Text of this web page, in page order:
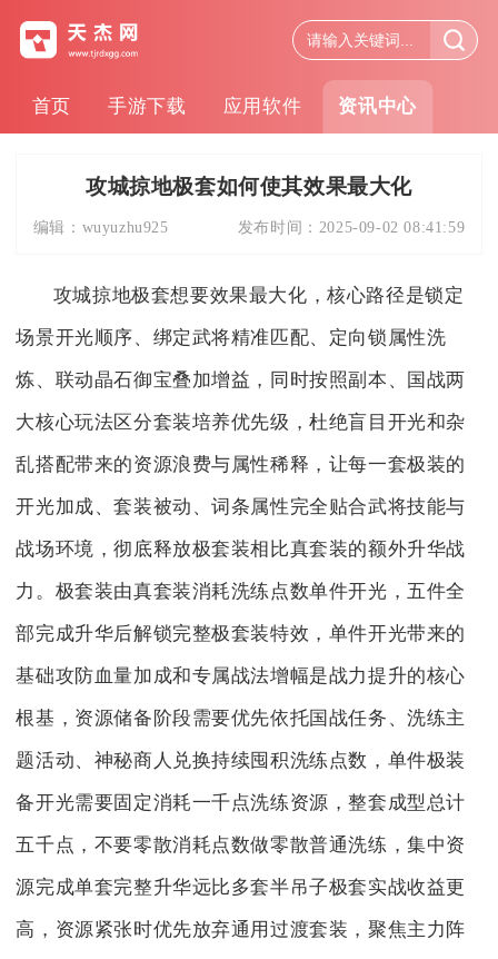
首页 手游下载 应用软件 资讯中心
攻城掠地极套如何使其效果最大化
编辑： wuyuzhu925 发布时间： 2025-09-02 08:41:59
攻城掠地极套想要效果最大化，核心路径是锁定
场景开光顺序、绑定武将精准匹配、定向锁属性洗
炼、联动晶石御宝叠加增益，同时按照副本、国战两
大核心玩法区分套装培养优先级，杜绝盲目开光和杂
乱搭配带来的资源浪费与属性稀释，让每一套极装的
开光加成、套装被动、词条属性完全贴合武将技能与
战场环境，彻底释放极套装相比真套装的额外升华战
力。极套装由真套装消耗洗练点数单件开光，五件全
部完成升华后解锁完整极套装特效，单件开光带来的
基础攻防血量加成和专属战法增幅是战力提升的核心
根基，资源储备阶段需要优先依托国战任务、洗练主
题活动、神秘商人兑换持续囤积洗练点数，单件极装
备开光需要固定消耗一千点洗练资源，整套成型总计
五千点，不要零散消耗点数做零散普通洗练，集中资
源完成单套完整升华远比多套半吊子极套实战收益更
高，资源紧张时优先放弃通用过渡套装，聚焦主力阵